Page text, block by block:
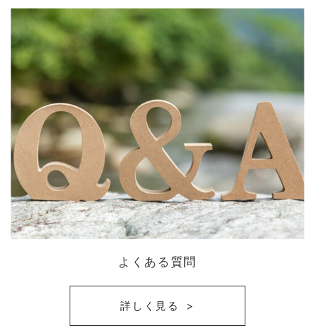
よくある質問
詳しく見る